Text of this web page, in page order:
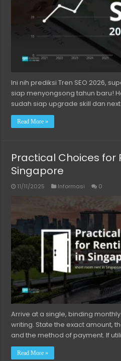
Ini nih prediksi Tren SEO 2026,
siap menyongsong tahun baru!
sudah siap upgrade skill dan
Read More »
Practical Choices for
Singapore
11/11/2025 Informasi 0
Arrive at a single, binding
writing. State the exact amount,
and the method of payment. If
Read More »